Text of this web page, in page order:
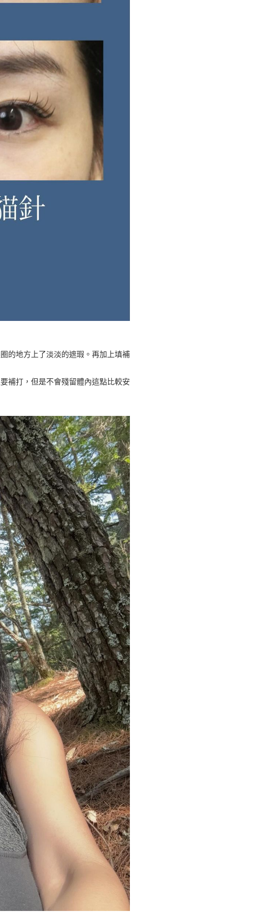
的地方上了淡淡的遮瑕。再加上填補
補打，但是不會殘留體內這點比較安